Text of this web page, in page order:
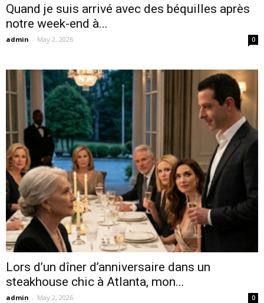
Quand je suis arrivé avec des béquilles après
notre week-end à...
admin - May 2, 2026 0
Lors d’un dîner d’anniversaire dans un
steakhouse chic à Atlanta, mon...
admin - May 2, 2026 0